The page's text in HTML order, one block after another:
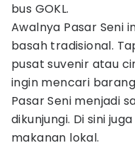
bus GOKL.
Awalnya Pasar Seni
basah tradisional.
pusat suvenir atau
ingin mencari
Pasar Seni menjadi
dikunjungi. Di sini
makanan lokal.